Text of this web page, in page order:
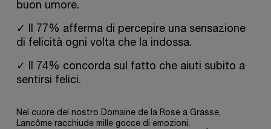
buon umore.
✓ Il 77% afferma di percepire una sensazione
di felicità ogni volta che la indossa.
✓ Il 74% concorda sul fatto che aiuti subito a
sentirsi felici.
Nel cuore del nostro Domaine de la Rose a Grasse,
Lancôme racchiude mille gocce di emozioni.